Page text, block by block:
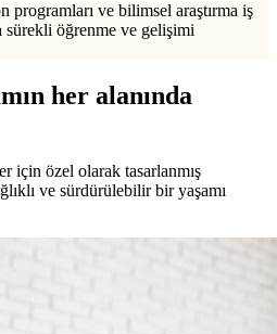
ve bilimsel araştırma iş
öğrenme ve gelişimi
her alanında
için özel olarak tasarlanmış
ve sürdürülebilir bir yaşamı